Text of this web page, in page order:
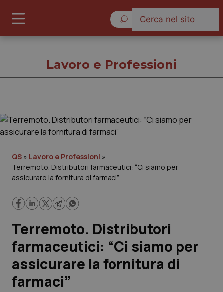
Governo e Parlamento
Regioni e Asl
Lavoro e Professioni
Scienza e Farmaci
Studi e Analisi
Lavoro e Professioni
QS » Lavoro e Professioni »
Terremoto. Distributori farmaceutici: “Ci siamo per
assicurare la fornitura di farmaci”
Terremoto. Distributori
farmaceutici: “Ci siamo per
assicurare la fornitura di
farmaci”